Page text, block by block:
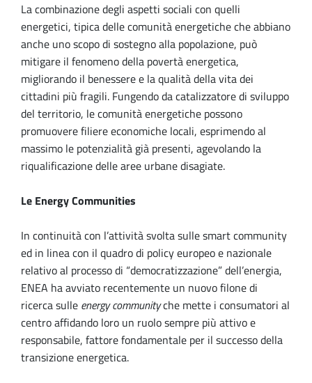
La combinazione degli aspetti sociali con quelli
energetici, tipica delle comunità energetiche che abbiano
anche uno scopo di sostegno alla popolazione, può
mitigare il fenomeno della povertà energetica,
migliorando il benessere e la qualità della vita dei
cittadini più fragili. Fungendo da catalizzatore di sviluppo
del territorio, le comunità energetiche possono
promuovere filiere economiche locali, esprimendo al
massimo le potenzialità già presenti, agevolando la
riqualificazione delle aree urbane disagiate.
Le Energy Communities
In continuità con l’attività svolta sulle smart community
ed in linea con il quadro di policy europeo e nazionale
relativo al processo di “democratizzazione” dell’energia,
ENEA ha avviato recentemente un nuovo filone di
ricerca sulle energy communityche mette i consumatori al
centro affidando loro un ruolo sempre più attivo e
responsabile, fattore fondamentale per il successo della
transizione energetica.